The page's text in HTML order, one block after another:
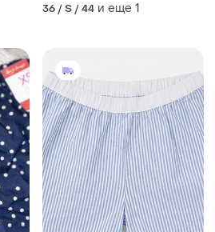
36 / S / 44 и еще 1